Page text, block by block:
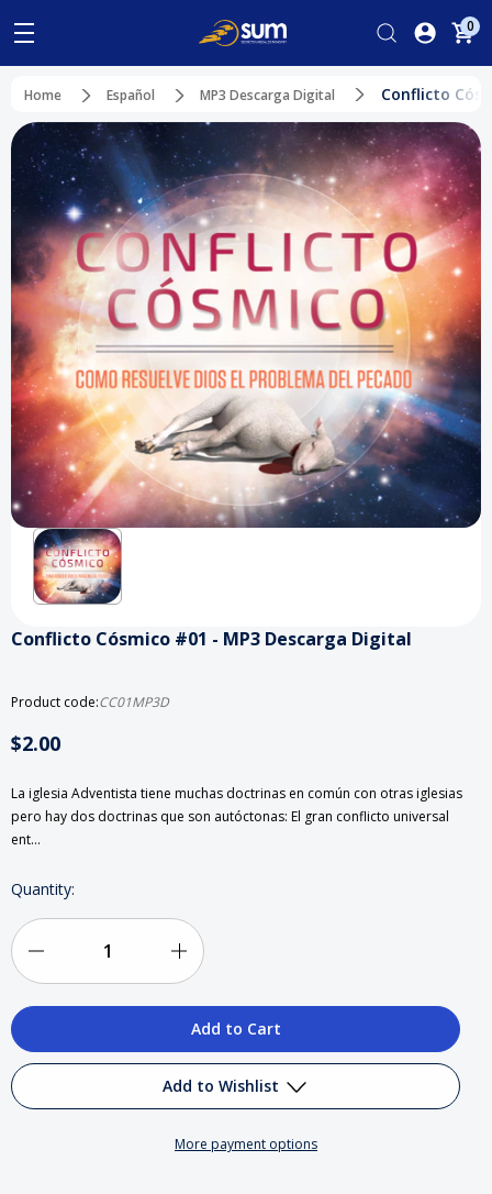
0
Home Español MP3 Descarga Digital Conflicto
Conflicto Cósmico #01 - MP3 Descarga Digital
Product code:CC01MP3D
$2.00
La iglesia Adventista tiene muchas doctrinas en común con otras iglesias
pero hay dos doctrinas que son autóctonas: El gran conflicto universal
ent…
Current
Quantity:
Quantity
Increase
Quantity
Conflicto
#01
Add to Wishlist
Add to My Wish List
More payment options